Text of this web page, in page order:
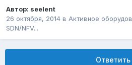
Автор: seelent
26 октября, 2014 в Активное
SDN/NFV...
Ответить